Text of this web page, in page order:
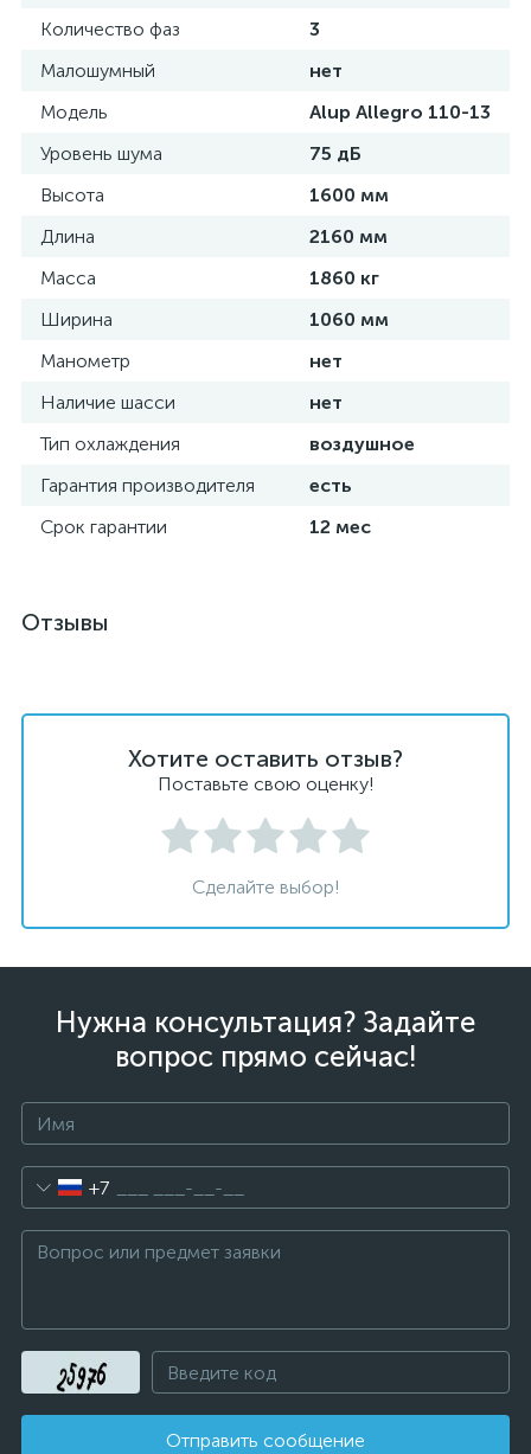
Количество фаз
3
Малошумный
нет
Модель
Alup Allegro 110-13
Уровень шума
75 дБ
Высота
1600 мм
Длина
2160 мм
Масса
1860 кг
Ширина
1060 мм
Манометр
нет
Наличие шасси
нет
Тип охлаждения
воздушное
Гарантия производителя
есть
Срок гарантии
12 мес
Отзывы
Хотите оставить отзыв?
Поставьте свою оценку!
Сделайте выбор!
Нужна консультация? Задайте
вопрос прямо сейчас!
+7
Отправить сообщение